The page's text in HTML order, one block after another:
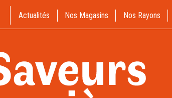
Actualités Nos Magasins Nos Rayons